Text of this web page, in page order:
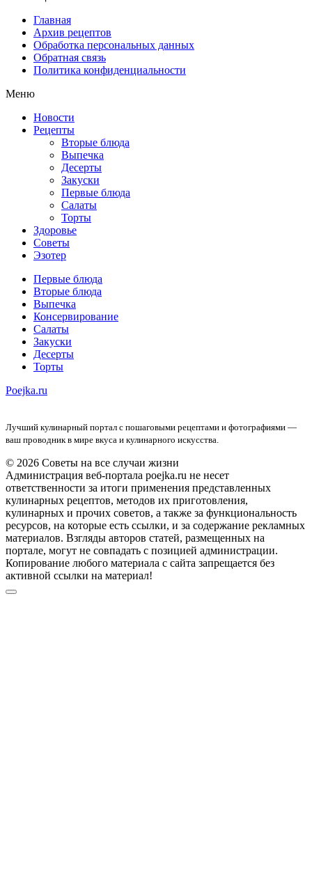
Главная
Архив рецептов
Обработка персональных данных
Обратная связь
Политика конфиденциальности
Меню
Новости
Рецепты
Вторые блюда
Выпечка
Десерты
Закуски
Первые блюда
Салаты
Торты
Здоровье
Советы
Эзотер
Первые блюда
Вторые блюда
Выпечка
Консервирование
Салаты
Закуски
Десерты
Торты
Poejka.ru
Лучший кулинарный портал с пошаговыми рецептами и фотографиями —
ваш проводник в мире вкуса и кулинарного искусства.
© 2026 Советы на все случаи жизни
Администрация веб-портала poejka.ru не несет
ответственности за итоги применения представленных
кулинарных рецептов, методов их приготовления,
кулинарных и прочих советов, а также за функциональность
ресурсов, на которые есть ссылки, и за содержание рекламных
материалов. Взгляды авторов статей, размещенных на
портале, могут не совпадать с позицией администрации.
Копирование любого материала с сайта запрещается без
активной ссылки на материал!